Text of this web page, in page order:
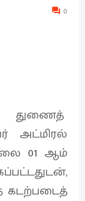
0
துணைத்
அட்மிரல்
01 ஆம்
கடற்படைத்